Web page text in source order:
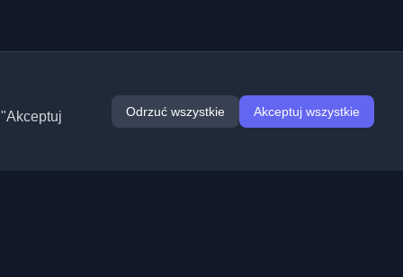
Odrzuć wszystkie Akceptuj wszystkie